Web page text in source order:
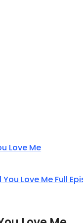
Love Me
Love Me Full